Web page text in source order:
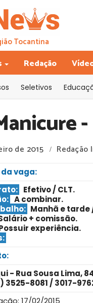
Tocantina
Redação
Seletivos
de 2015 / Redação
vaga:
Efetivo / CLT.
A combinar.
Manhã e
+ comissão.
experiência.
- Rua Sousa Lima,
3525-8081 / 3017-
17/02/2015